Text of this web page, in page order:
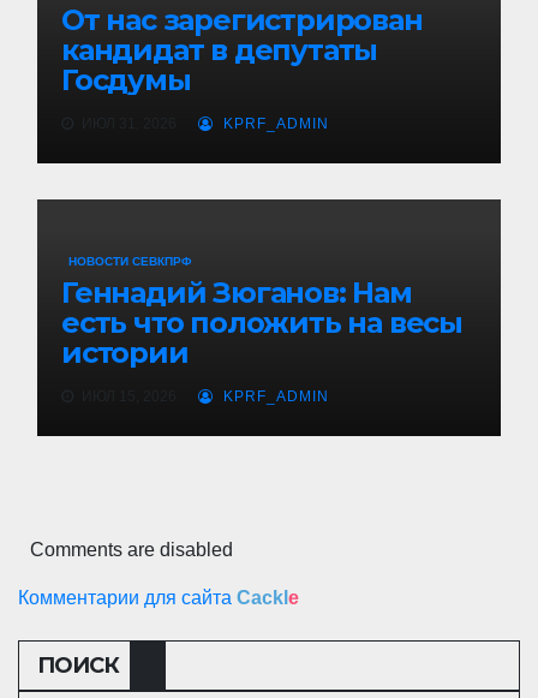
От нас зарегистрирован
кандидат в депутаты
Госдумы
KPRF_ADMIN
НОВОСТИ СЕВКПРФ
Геннадий Зюганов: Нам
есть что положить на весы
истории
KPRF_ADMIN
Comments are disabled
Комментарии для сайта Cackl e
ПОИСК